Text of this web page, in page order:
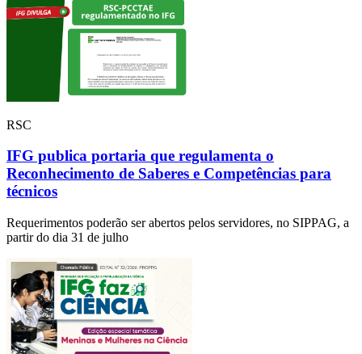
RSC
IFG publica portaria que regulamenta o
Reconhecimento de Saberes e Competências para
técnicos
Requerimentos poderão ser abertos pelos servidores, no SIPPAG, a
partir do dia 31 de julho